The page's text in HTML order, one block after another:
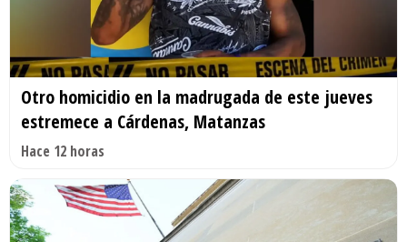
Otro homicidio en la madrugada de este jueves
estremece a Cárdenas, Matanzas
Hace 12 horas